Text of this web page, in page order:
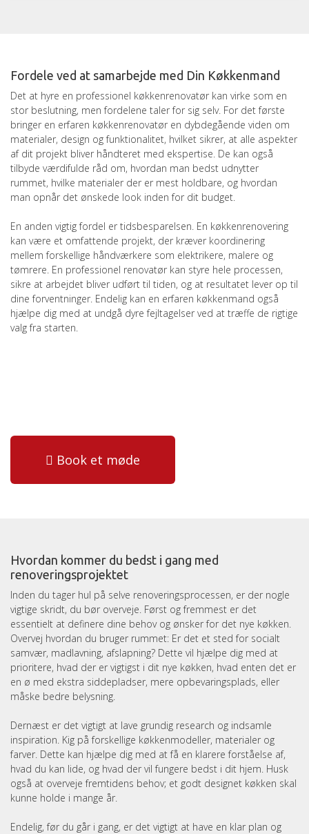
Fordele ved at samarbejde med Din Køkkenmand
Det at hyre en professionel køkkenrenovatør kan virke som en
stor beslutning, men fordelene taler for sig selv. For det første
bringer en erfaren køkkenrenovatør en dybdegående viden om
materialer, design og funktionalitet, hvilket sikrer, at alle aspekter
af dit projekt bliver håndteret med ekspertise. De kan også
tilbyde værdifulde råd om, hvordan man bedst udnytter
rummet, hvilke materialer der er mest holdbare, og hvordan
man opnår det ønskede look inden for dit budget.
En anden vigtig fordel er tidsbesparelsen. En køkkenrenovering
kan være et omfattende projekt, der kræver koordinering
mellem forskellige håndværkere som elektrikere, malere og
tømrere. En professionel renovatør kan styre hele processen,
sikre at arbejdet bliver udført til tiden, og at resultatet lever op til
dine forventninger. Endelig kan en erfaren køkkenmand også
hjælpe dig med at undgå dyre fejltagelser ved at træffe de rigtige
valg fra starten.
Book et møde
Hvordan kommer du bedst i gang med
renoveringsprojektet
Inden du tager hul på selve renoveringsprocessen, er der nogle
vigtige skridt, du bør overveje. Først og fremmest er det
essentielt at definere dine behov og ønsker for det nye køkken.
Overvej hvordan du bruger rummet: Er det et sted for socialt
samvær, madlavning, afslapning? Dette vil hjælpe dig med at
prioritere, hvad der er vigtigst i dit nye køkken, hvad enten det er
en ø med ekstra siddepladser, mere opbevaringsplads, eller
måske bedre belysning.
Dernæst er det vigtigt at lave grundig research og indsamle
inspiration. Kig på forskellige køkkenmodeller, materialer og
farver. Dette kan hjælpe dig med at få en klarere forståelse af,
hvad du kan lide, og hvad der vil fungere bedst i dit hjem. Husk
også at overveje fremtidens behov; et godt designet køkken skal
kunne holde i mange år.
Endelig, før du går i gang, er det vigtigt at have en klar plan og